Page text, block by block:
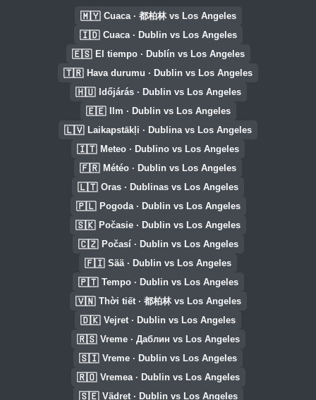
🇲🇾 Cuaca · 都柏林 vs Los Angeles
🇮🇩 Cuaca · Dublin vs Los Angeles
🇪🇸 El tiempo · Dublín vs Los Angeles
🇹🇷 Hava durumu · Dublin vs Los Angeles
🇭🇺 Időjárás · Dublin vs Los Angeles
🇪🇪 Ilm · Dublin vs Los Angeles
🇱🇻 Laikapstākļi · Dublina vs Los Angeles
🇮🇹 Meteo · Dublino vs Los Angeles
🇫🇷 Météo · Dublin vs Los Angeles
🇱🇹 Oras · Dublinas vs Los Angeles
🇵🇱 Pogoda · Dublin vs Los Angeles
🇸🇰 Počasie · Dublin vs Los Angeles
🇨🇿 Počasí · Dublin vs Los Angeles
🇫🇮 Sää · Dublin vs Los Angeles
🇵🇹 Tempo · Dublin vs Los Angeles
🇻🇳 Thời tiết · 都柏林 vs Los Angeles
🇩🇰 Vejret · Dublin vs Los Angeles
🇷🇸 Vreme · Даблин vs Los Angeles
🇸🇮 Vreme · Dublin vs Los Angeles
🇷🇴 Vremea · Dublin vs Los Angeles
🇸🇪 Vädret · Dublin vs Los Angeles